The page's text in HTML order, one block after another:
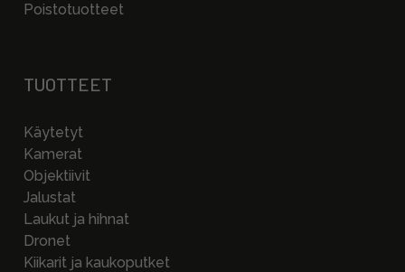
Poistotuotteet
TUOTTEET
Käytetyt
Kamerat
Objektiivit
Jalustat
Laukut ja hihnat
Dronet
Kiikarit ja kaukoputket